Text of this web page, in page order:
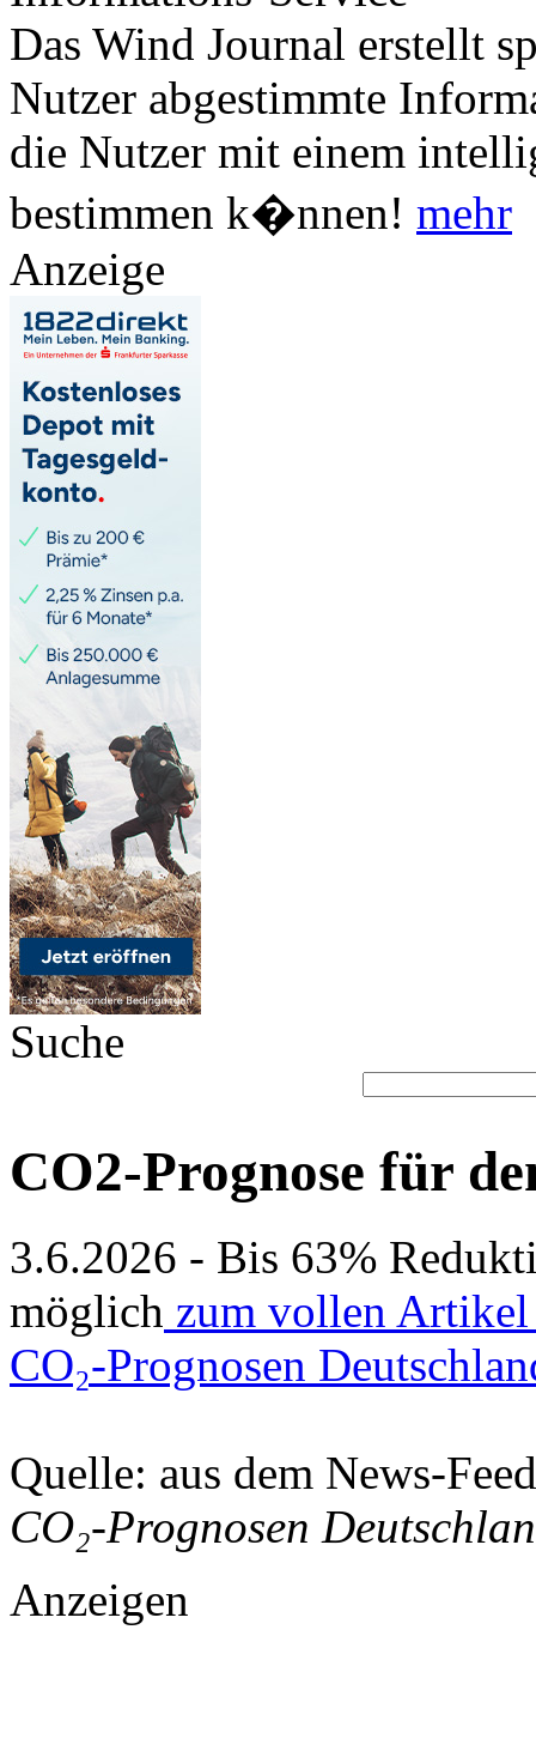
Das Wind Journal erstellt
Nutzer abgestimmte
die Nutzer mit einem
bestimmen k�nnen! mehr
Anzeige
Suche
CO2-Prognose für
3.6.2026 - Bis 63%
möglich zum vollen
CO₂-Prognosen
Quelle: aus dem News-
CO₂-Prognosen
Anzeigen